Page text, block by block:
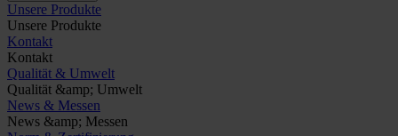
Unsere Produkte
Unsere Produkte
Kontakt
Kontakt
Qualität & Umwelt
Qualität &amp; Umwelt
News & Messen
News &amp; Messen